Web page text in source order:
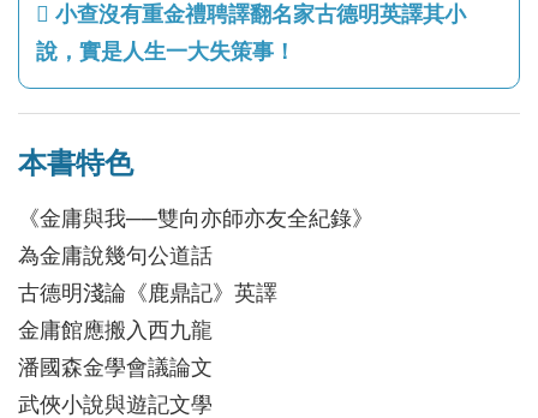
 小查沒有重金禮聘譯翻名家古德明英譯其小
說，實是人生一大失策事！
本書特色
《金庸與我──雙向亦師亦友全紀錄》
為金庸說幾句公道話
古德明淺論《鹿鼎記》英譯
金庸館應搬入西九龍
潘國森金學會議論文
武俠小說與遊記文學